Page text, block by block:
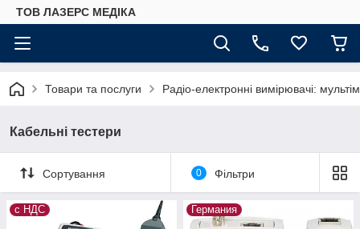
ТОВ ЛАЗЕРС МЕДІКА
Товари та послуги Радіо-електронні вимірювачі:
Кабельні тестери
Сортування 0 Фільтри
с НДС Германия